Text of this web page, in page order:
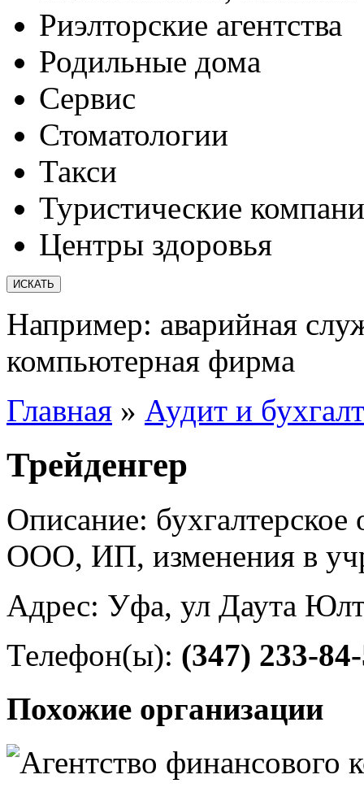
Риэлторские агентства
Родильные дома
Сервис
Стоматологии
Такси
Туристические
Центры здоровья
Например: аварийная
компьютерная фирма
Главная » Аудит и
Трейденгер
Описание:
ООО, ИП, изменения в
Адрес: Уфа, ул Даута
Телефон(ы): (347) 233-
Похожие организации